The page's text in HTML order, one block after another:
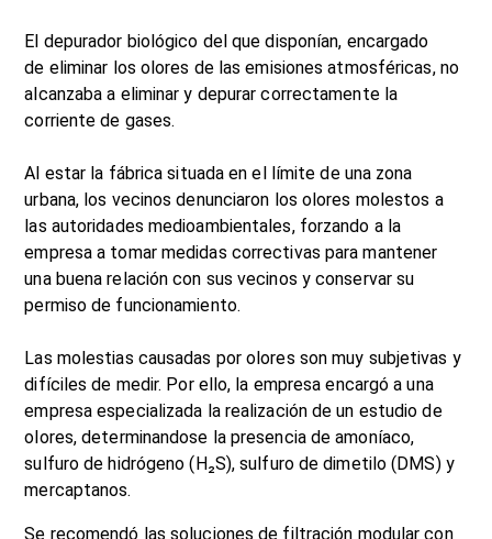
El depurador biológico del que disponían, encargado
de eliminar los olores de las emisiones atmosféricas, no
alcanzaba a eliminar y depurar correctamente la
corriente de gases.
Al estar la fábrica situada en el límite de una zona
urbana, los vecinos denunciaron los olores molestos a
las autoridades medioambientales, forzando a la
empresa a tomar medidas correctivas para mantener
una buena relación con sus vecinos y conservar su
permiso de funcionamiento.
Las molestias causadas por olores son muy subjetivas y
difíciles de medir. Por ello, la empresa encargó a una
empresa especializada la realización de un estudio de
olores, determinandose la presencia de amoníaco,
sulfuro de hidrógeno (H₂S), sulfuro de dimetilo (DMS) y
mercaptanos.
Se recomendó las soluciones de filtración modular con